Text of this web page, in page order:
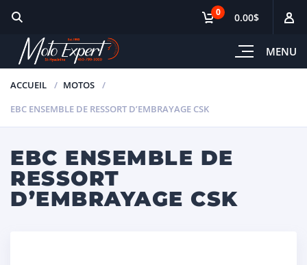
MENU
0 0.00$
ACCUEIL
MOTOS
EBC ENSEMBLE DE RESSORT D’EMBRAYAGE CSK
EBC ENSEMBLE DE
RESSORT
D’EMBRAYAGE CSK